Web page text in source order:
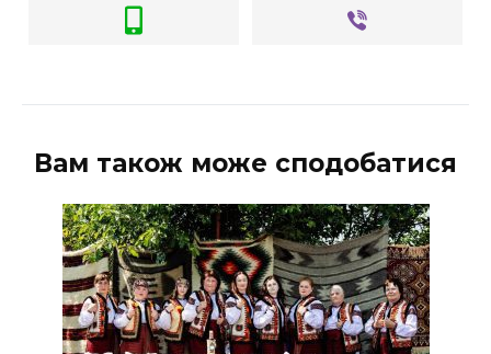
Вам також може сподобатися